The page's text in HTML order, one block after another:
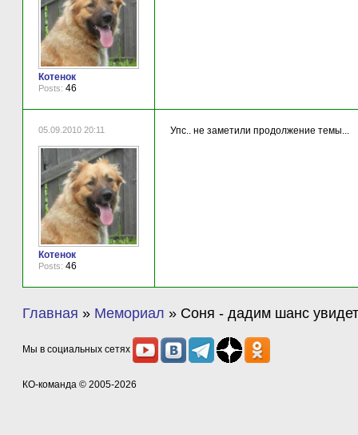
Котенок
Posts: 46
05.09.2010 20:11
Котенок
Posts: 46
Упс.. не заметили продолжение темы...
Главная » Мемориал » Соня - дадим шанс
Мы в социальных сетях
КО-команда © 2005-2026